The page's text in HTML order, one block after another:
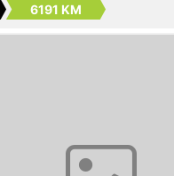
6191 KM